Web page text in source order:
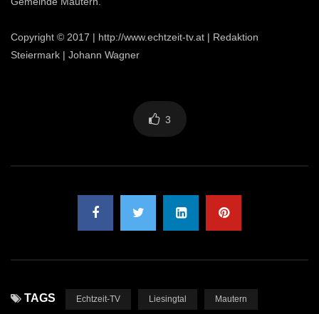
Copyright © 2017 | http://www.echtzeit-tv.at | Redaktion
Steiermark | Johann Wagner
3
TAGS Echtzeit-TV Liesingtal Mautern